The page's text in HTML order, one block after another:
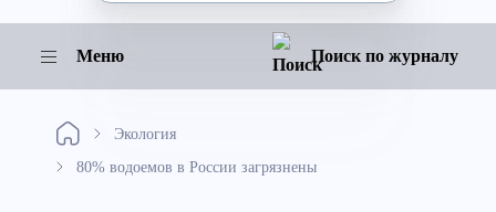
Меню Поиск по журналу
Экология
80% водоемов в России загрязнены